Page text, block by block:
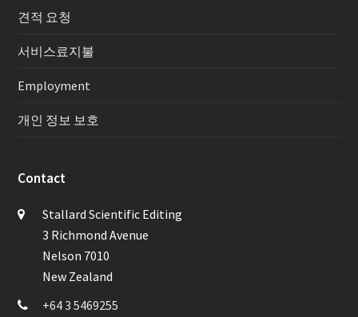
견적 요청
서비스료지불
Employment
개인 정보 보호
Contact
Stallard Scientific Editing
3 Richmond Avenue
Nelson 7010
New Zealand
+64 3 5469255